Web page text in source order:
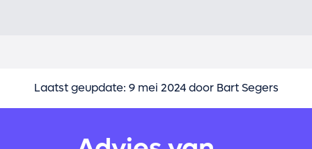
Laatst geupdate: 9 mei 2024 door Bart Segers